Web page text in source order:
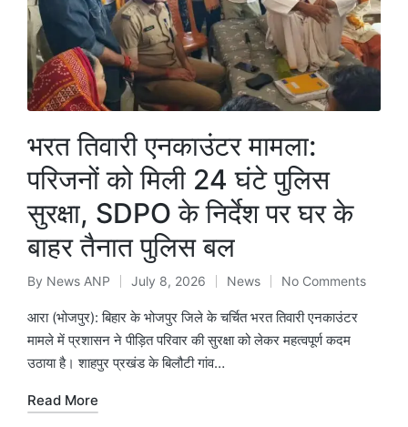
भरत तिवारी एनकाउंटर मामला:
परिजनों को मिली 24 घंटे पुलिस
सुरक्षा, SDPO के निर्देश पर घर के
बाहर तैनात पुलिस बल
Posted
by
By News ANP July 8, 2026
Posted
in
News No Comments
आरा (भोजपुर): बिहार के भोजपुर जिले के चर्चित भरत तिवारी एनकाउंटर
मामले में प्रशासन ने पीड़ित परिवार की सुरक्षा को लेकर महत्वपूर्ण कदम
उठाया है। शाहपुर प्रखंड के बिलौटी गांव…
Read More